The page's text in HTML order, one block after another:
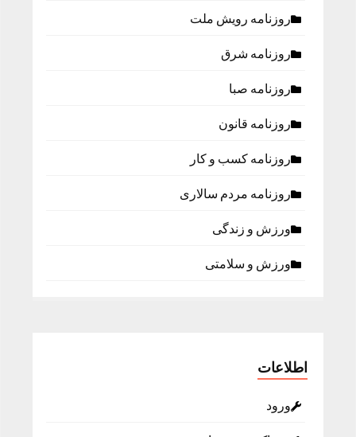
روزنامه رویش ملت
روزنامه شرق
روزنامه صبا
روزنامه قانون
روزنامه كسب و كار
روزنامه مردم سالاری
ورزش و زندگی
ورزش و سلامتی
اطلاعات
ورود